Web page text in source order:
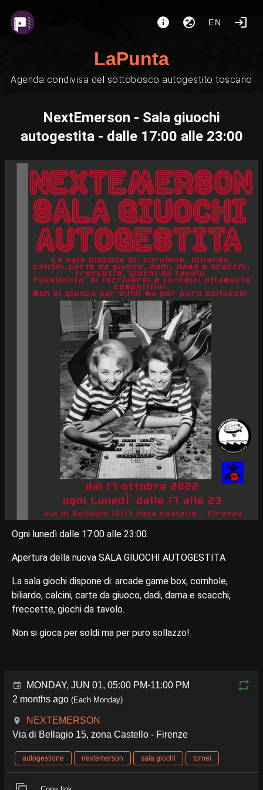
EN
LaPunta
Agenda condivisa del sottobosco autogestito toscano
NextEmerson - Sala giuochi
autogestita - dalle 17:00 alle 23:00
Ogni lunedì dalle 17:00 alle 23:00.
Apertura della nuova SALA GIUOCHI AUTOGESTITA
La sala giochi dispone di: arcade game box, cornhole,
biliardo, calcini, carte da giuoco, dadi, dama e scacchi,
freccette, giochi da tavolo.
Non si gioca per soldi ma per puro sollazzo!
MONDAY, JUN 01, 05:00 PM-11:00 PM
2 months ago (Each Monday)
NEXTEMERSON
Via di Bellagio 15, zona Castello - Firenze
autogestione nextemerson sala giochi tornei